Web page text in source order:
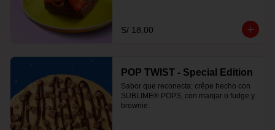
S/ 18.00
POP TWIST - Special Edition
Sabor que reconecta: crêpe hecho con
SUBLIME® POPS, con manjar o fudge y
brownie.